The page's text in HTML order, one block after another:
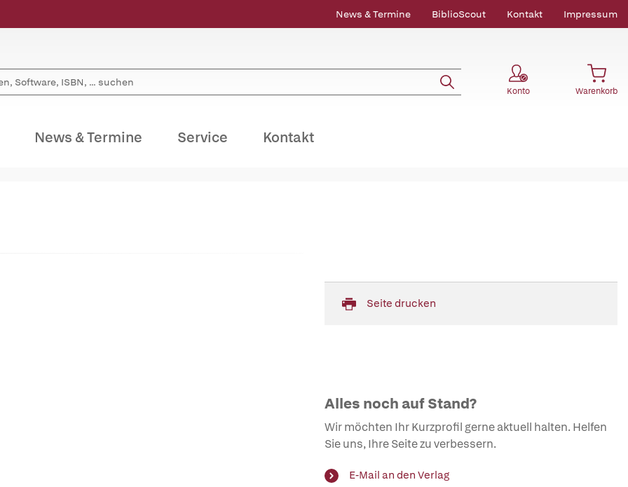
News & Termine BiblioScout Kontakt Impressum
Konto Warenkorb
News & Termine Service Kontakt
Seite drucken
Alles noch auf Stand?
Wir möchten Ihr Kurzprofil gerne aktuell halten. Helfen
Sie uns, Ihre Seite zu verbessern.
E-Mail an den Verlag